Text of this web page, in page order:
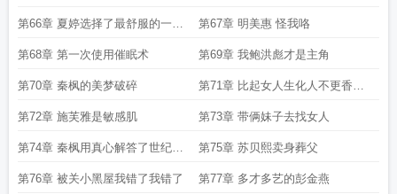
第66章 夏婷选择了最舒服的一条
路
第67章 明美惠 怪我咯
第68章 第一次使用催眠术 第69章 我鲍洪彪才是主角
第70章 秦枫的美梦破碎 第71章 比起女人生化人不更香一
点吗
第72章 施芙雅是敏感肌 第73章 带俩妹子去找女人
第74章 秦枫用真心解答了世纪难
题
第75章 苏贝熙卖身葬父
第76章 被关小黑屋我错了我错了 第77章 多才多艺的彭金燕